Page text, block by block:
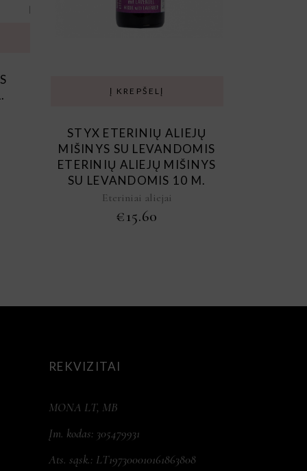
Į KREPŠELĮ
STYX ETERINIŲ ALIEJŲ
MIŠINYS SU LEVANDOMIS
ETERINIŲ ALIEJŲ MIŠINYS
SU LEVANDOMIS 10 M.
Eteriniai aliejai
€15.60
REKVIZITAI
MONA LT, MB
Įm. kodas: 305479931
Ats. sąsk.: LT197300010161863808